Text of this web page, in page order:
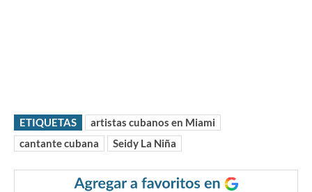
ETIQUETAS
artistas cubanos en Miami
cantante cubana
Seidy La Niña